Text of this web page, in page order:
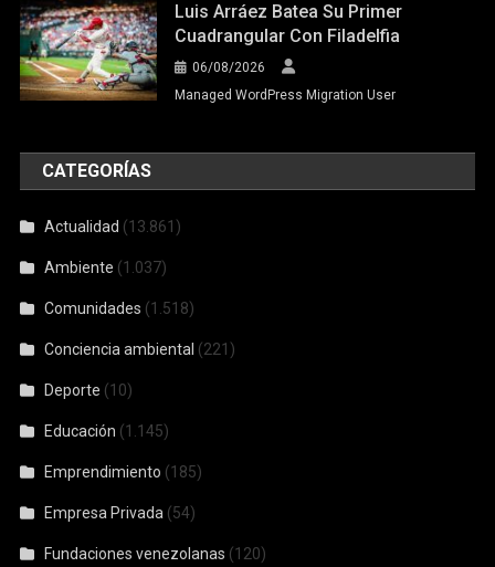
Luis Arráez Batea Su Primer
Cuadrangular Con Filadelfia
06/08/2026
Managed WordPress Migration User
CATEGORÍAS
Actualidad (13.861)
Ambiente (1.037)
Comunidades (1.518)
Conciencia ambiental (221)
Deporte (10)
Educación (1.145)
Emprendimiento (185)
Empresa Privada (54)
Fundaciones venezolanas (120)